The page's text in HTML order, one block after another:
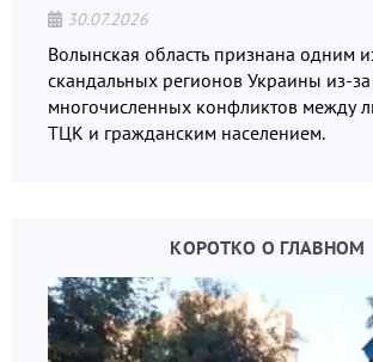
30.07.2026
Волынская область признана одним
скандальных регионов Украины из-за
многочисленных конфликтов между
ТЦК и гражданским населением.
КОРОТКО О ГЛАВНОМ